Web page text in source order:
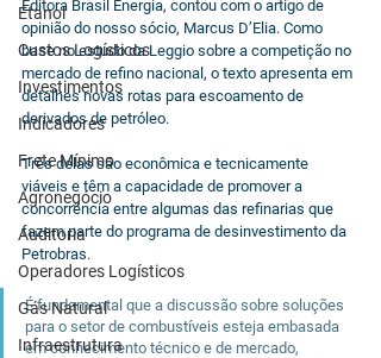
Etanol
Custos Logísticos
Investimentos
Indicadores
Frete Mínimo
Agronegócio
Auditoria
Operadores Logísticos
Gás Natural
Infraestrutura
Editora Brasil Energia, contou com o artigo de
opinião do nosso sócio, Marcus D’Elia. Como
base no estudo da Leggio sobre a competição no
mercado de refino nacional, o texto apresenta em
detalhes novas rotas para escoamento de
derivados de petróleo.
Três delas são econômica e tecnicamente
viáveis e têm a capacidade de promover a
concorrência entre algumas das refinarias que
fazem parte do programa de desinvestimento da
Petrobras.
É fundamental que a discussão sobre soluções
para o setor de combustíveis esteja embasada
em conhecimento técnico e de mercado,